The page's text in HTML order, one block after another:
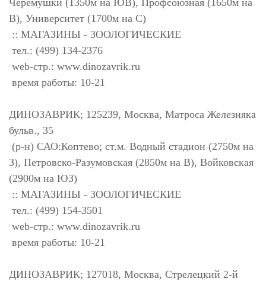
Черемушки (1350м на ЮВ), Профсоюзная (1650м на
В), Университет (1700м на С)
:: МАГАЗИНЫ - ЗООЛОГИЧЕСКИЕ
тел.: (499) 134-2376
web-стр.: www.dinozavrik.ru
время работы: 10-21
ДИНОЗАВРИК; 125239, Москва, Матроса Железняка
бульв., 35
(р-н) САО:Коптево; ст.м. Водный стадион (2750м на
З), Петровско-Разумовская (2850м на В), Войковская
(2900м на ЮЗ)
:: МАГАЗИНЫ - ЗООЛОГИЧЕСКИЕ
тел.: (499) 154-3501
web-стр.: www.dinozavrik.ru
время работы: 10-21
ДИНОЗАВРИК; 127018, Москва, Стрелецкий 2-й